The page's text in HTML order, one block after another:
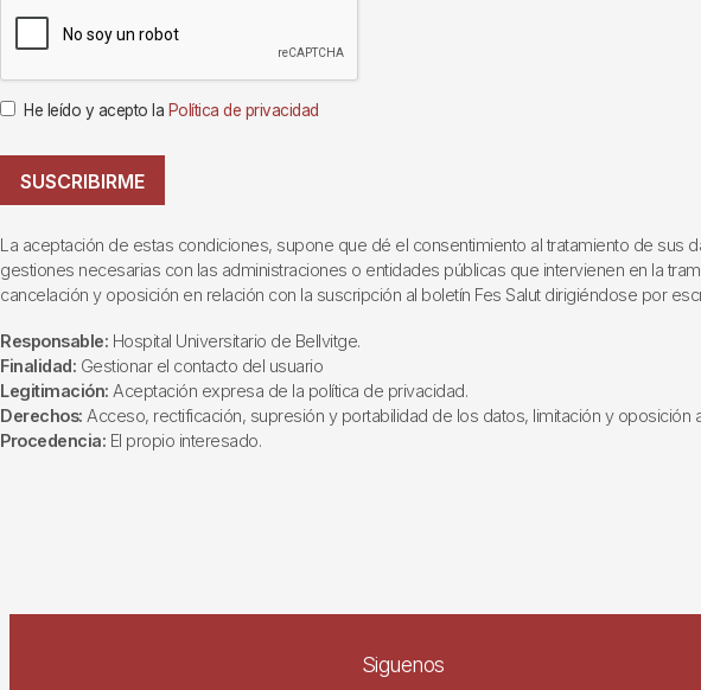
He leído y acepto la Política de privacidad
SUSCRIBIRME
La aceptación de estas condiciones, supone que dé el consentimiento al tratamiento de
gestiones necesarias con las administraciones o entidades públicas que intervienen en la
cancelación y oposición en relación con la suscripción al boletín Fes Salut dirigiéndose por
Responsable: Hospital Universitario de Bellvitge.
Finalidad: Gestionar el contacto del usuario
Legitimación: Aceptación expresa de la política de privacidad.
Derechos: Acceso, rectificación, supresión y portabilidad de los datos, limitación y oposición
Procedencia: El propio interesado.
Siguenos